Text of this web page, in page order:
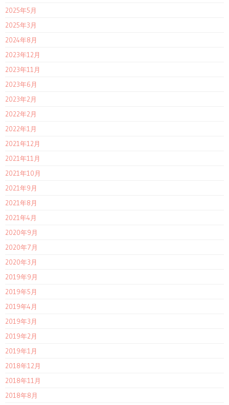
2025年5月
2025年3月
2024年8月
2023年12月
2023年11月
2023年6月
2023年2月
2022年2月
2022年1月
2021年12月
2021年11月
2021年10月
2021年9月
2021年8月
2021年4月
2020年9月
2020年7月
2020年3月
2019年9月
2019年5月
2019年4月
2019年3月
2019年2月
2019年1月
2018年12月
2018年11月
2018年8月